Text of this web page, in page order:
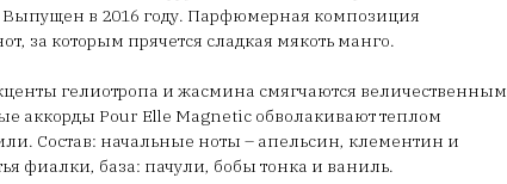
в 2016 году. Парфюмерная композиция
за которым прячется сладкая мякоть манго.
гелиотропа и жасмина смягчаются величественным
аккорды Pour Elle Magnetic обволакивают теплом
Состав: начальные ноты – апельсин, клементин и
фиалки, база: пачули, бобы тонка и ваниль.